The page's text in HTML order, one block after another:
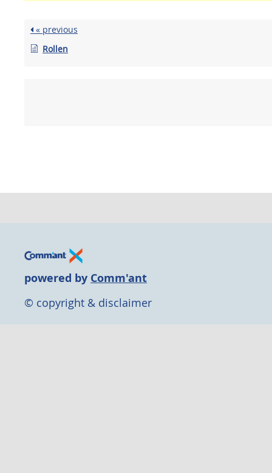
« previous
Rollen
powered by Comm'ant
© copyright & disclaimer